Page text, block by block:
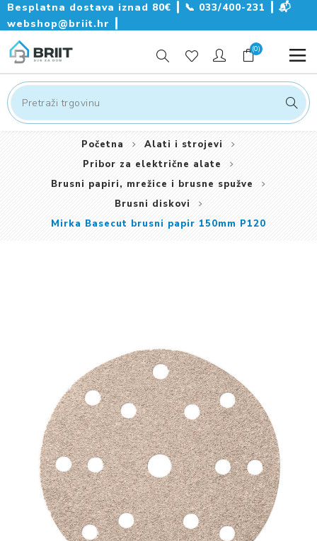
Besplatna dostava iznad 80€ ┃ 📞 033/400-231
📬
webshop@briit.hr
(0)
Početna
Alati i strojevi
Pribor za električne alate
Brusni papiri, mrežice i brusne spužve
Brusni diskovi
Mirka Basecut brusni papir 150mm P120